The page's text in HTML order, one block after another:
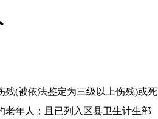
(被依法鉴定为三级以上伤残)或死
老年人；且已列入区县卫生计生部